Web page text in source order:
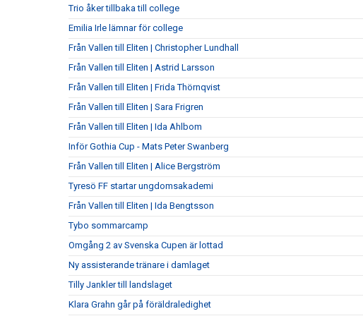
Trio åker tillbaka till college
Emilia Irle lämnar för college
Från Vallen till Eliten | Christopher Lundhall
Från Vallen till Eliten | Astrid Larsson
Från Vallen till Eliten | Frida Thörnqvist
Från Vallen till Eliten | Sara Frigren
Från Vallen till Eliten | Ida Ahlbom
Inför Gothia Cup - Mats Peter Swanberg
Från Vallen till Eliten | Alice Bergström
Tyresö FF startar ungdomsakademi
Från Vallen till Eliten | Ida Bengtsson
Tybo sommarcamp
Omgång 2 av Svenska Cupen är lottad
Ny assisterande tränare i damlaget
Tilly Jankler till landslaget
Klara Grahn går på föräldraledighet